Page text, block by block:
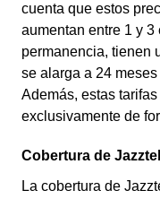
cuenta que estos
aumentan entre 1 y 3
permanencia, tienen
se alarga a 24
Además, estas
exclusivamente de
Cobertura de
La cobertura de